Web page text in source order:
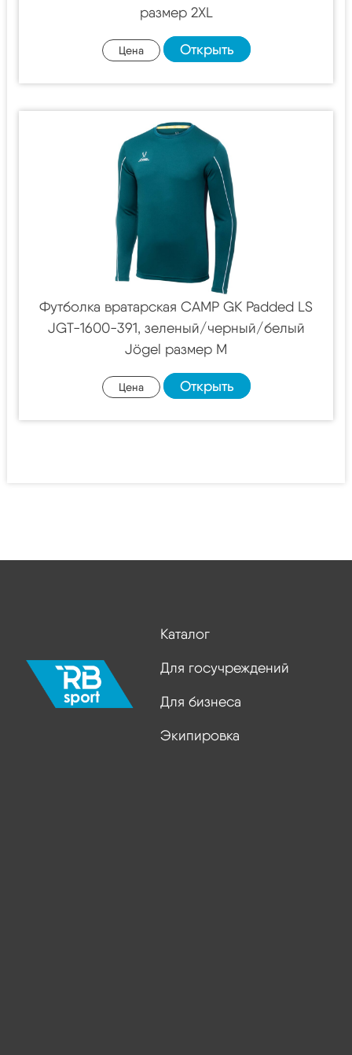
размер 2XL
Цена Открыть
Футболка вратарская CAMP GK Padded LS
JGT-1600-391, зеленый/черный/белый
Jögel размер M
Цена Открыть
Каталог
Для госучреждений
Для бизнеса
Экипировка